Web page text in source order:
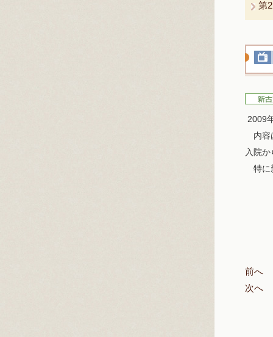
第
2009
内容
入院
特に
前へ
次へ